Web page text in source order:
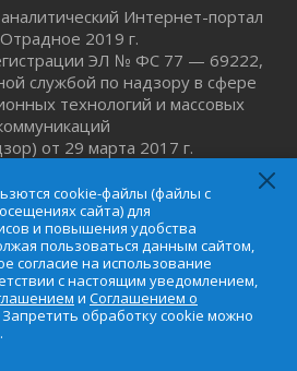
и стойкости
«Барс-Ленинградец»
— к заветной цели
акция «Белый
Интернет-портал
2019 г.
ЭЛ № ФС 77 — 69222,
службой по надзору в сфере
технологий и массовых
от 29 марта 2017 г.
авторов.
ограничение: 16+
ООО «Невская волна»
Алексеева Елена Викторовна
protradnoe@mail.ru
Ленинградское шоссе,
cookie-файлы (файлы с
сайта) для
и повышения удобства
пользоваться данным сайтом,
согласие на использование
с настоящим уведомлением,
и Соглашением о
Запретить обработку cookie можно